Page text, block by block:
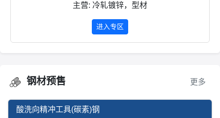
主营: 冷轧镀锌，型材
进入专区
钢材预售 更多
酸洗向精冲工具(碳素)钢